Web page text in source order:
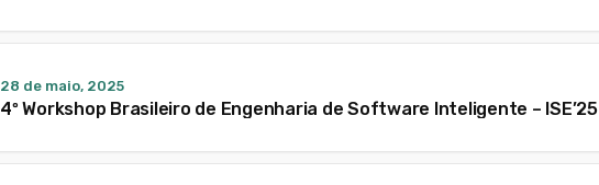
28 de maio, 2025
4º Workshop Brasileiro de Engenharia de Software Inteligente – ISE’25